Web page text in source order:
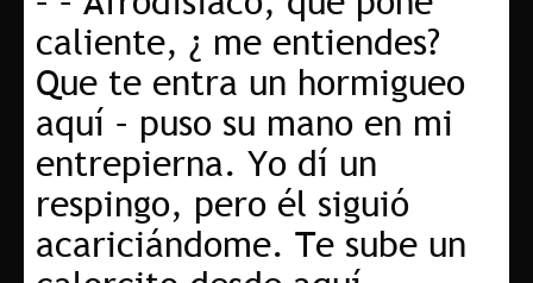
caliente, ¿ me entiendes?
Que te entra un hormigueo
aquí – puso su mano en mi
entrepierna. Yo dí un
respingo, pero él siguió
acariciándome. Te sube un